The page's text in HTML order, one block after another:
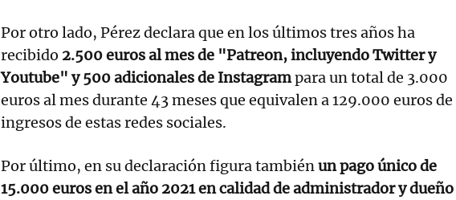
Por otro lado, Pérez declara que en los últimos tres años ha
recibido 2.500 euros al mes de "Patreon, incluyendo Twitter y
Youtube" y 500 adicionales de Instagrampara un total de 3.000
euros al mes durante 43 meses que equivalen a 129.000 euros de
ingresos de estas redes sociales.
Por último, en su declaración figura tambiénun pago único de
15.000 euros en el año 2021 en calidad de administrador y dueño